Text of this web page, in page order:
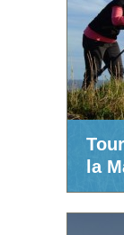
la